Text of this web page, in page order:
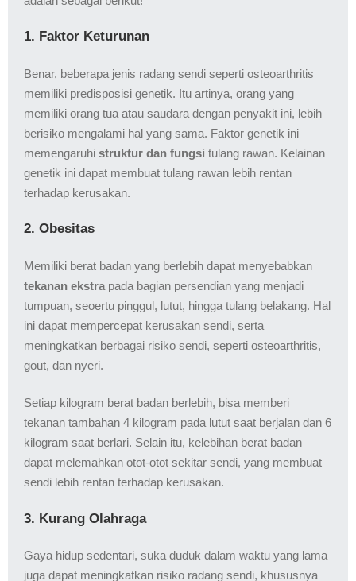
1. Faktor Keturunan
Benar, beberapa jenis radang sendi seperti osteoarthritis
memiliki predisposisi genetik. Itu artinya, orang yang
memiliki orang tua atau saudara dengan penyakit ini, lebih
berisiko mengalami hal yang sama. Faktor genetik ini
memengaruhi struktur dan fungsi tulang rawan. Kelainan
genetik ini dapat membuat tulang rawan lebih rentan
terhadap kerusakan.
2. Obesitas
Memiliki berat badan yang berlebih dapat menyebabkan
tekanan ekstra pada bagian persendian yang menjadi
tumpuan, seoertu pinggul, lutut, hingga tulang belakang. Hal
ini dapat mempercepat kerusakan sendi, serta
meningkatkan berbagai risiko sendi, seperti osteoarthritis,
gout, dan nyeri.
Setiap kilogram berat badan berlebih, bisa memberi
tekanan tambahan 4 kilogram pada lutut saat berjalan dan 6
kilogram saat berlari. Selain itu, kelebihan berat badan
dapat melemahkan otot-otot sekitar sendi, yang membuat
sendi lebih rentan terhadap kerusakan.
3. Kurang Olahraga
Gaya hidup sedentari, suka duduk dalam waktu yang lama
juga dapat meningkatkan risiko radang sendi, khususnya